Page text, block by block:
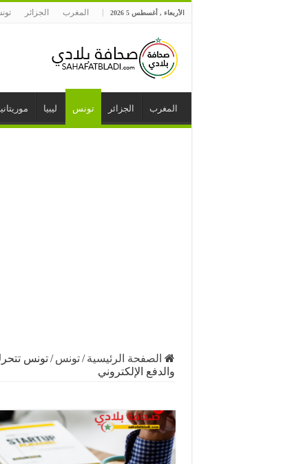
الأربعاء , أغسطس 5 2026 المغرب الجزائر
المغرب الجزائر تونس ليبيا
الصفحة الرئيسية / تونس / تونس
والدفع الإلكتروني